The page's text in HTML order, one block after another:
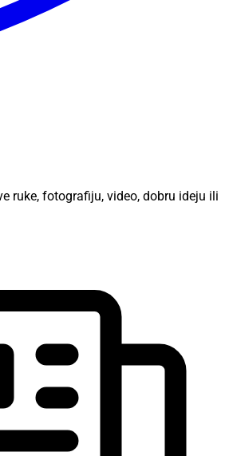
ruke, fotografiju, video, dobru ideju ili